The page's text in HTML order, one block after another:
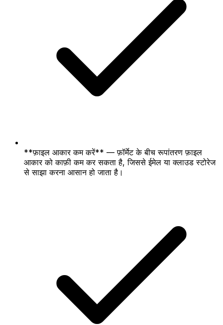
**फ़ाइल आकार कम करें** — फ़ॉर्मेट के बीच रूपांतरण फ़ाइल
आकार को काफ़ी कम कर सकता है, जिससे ईमेल या क्लाउड स्टोरेज
से साझा करना आसान हो जाता है।